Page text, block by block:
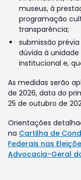
museus, à
programação
transparência;
submissão
dúvida à
institucional e,
As medidas serão
de 2026, data do
25 de outubro de
Orientações
na Cartilha de
Federais nas
Advocacia-Geral